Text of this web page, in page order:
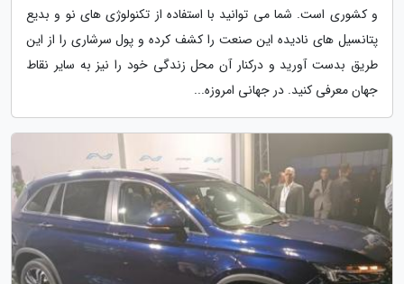
و کشوری است. شما می توانید با استفاده از تکنولوژی های نو و بدیع
پتانسیل های نادیده این صنعت را کشف کرده و پول سرشاری را از این
طریق بدست آورید و درکنار آن محل زندگی خود را نیز به سایر نقاط
جهان معرفی کنید. در جهانی امروزه...